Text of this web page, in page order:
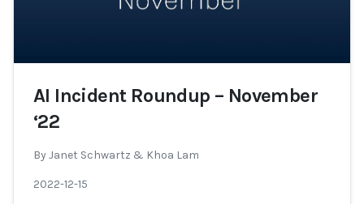
AI Incident Roundup – November
‘22
ByJanet Schwartz & Khoa Lam
2022-12-15